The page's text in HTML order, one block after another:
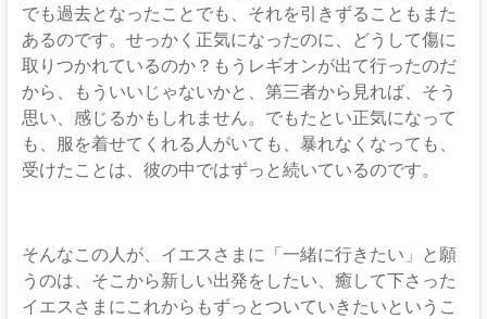
でも過去となったことでも、それを引きずることもまた
あるのです。せっかく正気になったのに、どうして傷に
取りつかれているのか？もうレギオンが出て行ったのだ
から、もういいじゃないかと、第三者から見れば、そう
思い、感じるかもしれません。でもたとい正気になって
も、服を着せてくれる人がいても、暴れなくなっても、
受けたことは、彼の中ではずっと続いているのです。
そんなこの人が、イエスさまに「一緒に行きたい」と願
うのは、そこから新しい出発をしたい、癒して下さった
イエスさまにこれからもずっとついていきたいというこ